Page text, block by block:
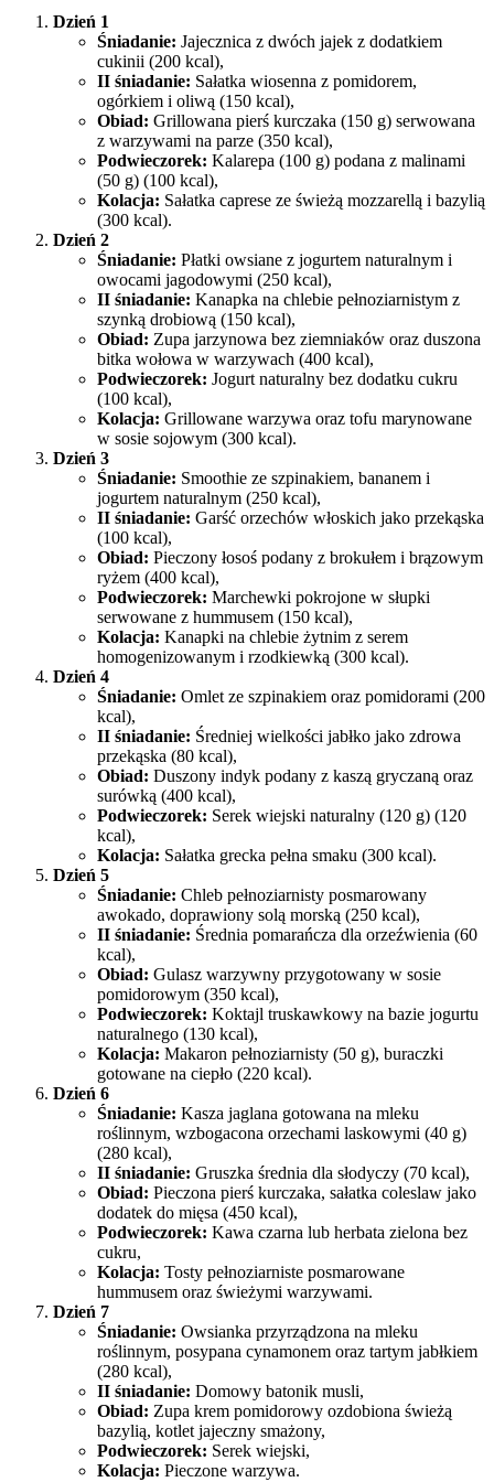
Dzień 1
Śniadanie: Jajecznica z dwóch jajek z dodatkiem
cukinii (200 kcal),
II śniadanie: Sałatka wiosenna z pomidorem,
ogórkiem i oliwą (150 kcal),
Obiad: Grillowana pierś kurczaka (150 g) serwowana
z warzywami na parze (350 kcal),
Podwieczorek: Kalarepa (100 g) podana z malinami
(50 g) (100 kcal),
Kolacja: Sałatka caprese ze świeżą mozzarellą i bazylią
(300 kcal).
Dzień 2
Śniadanie: Płatki owsiane z jogurtem naturalnym i
owocami jagodowymi (250 kcal),
II śniadanie: Kanapka na chlebie pełnoziarnistym z
szynką drobiową (150 kcal),
Obiad: Zupa jarzynowa bez ziemniaków oraz duszona
bitka wołowa w warzywach (400 kcal),
Podwieczorek: Jogurt naturalny bez dodatku cukru
(100 kcal),
Kolacja: Grillowane warzywa oraz tofu marynowane
w sosie sojowym (300 kcal).
Dzień 3
Śniadanie: Smoothie ze szpinakiem, bananem i
jogurtem naturalnym (250 kcal),
II śniadanie: Garść orzechów włoskich jako przekąska
(100 kcal),
Obiad: Pieczony łosoś podany z brokułem i brązowym
ryżem (400 kcal),
Podwieczorek: Marchewki pokrojone w słupki
serwowane z hummusem (150 kcal),
Kolacja: Kanapki na chlebie żytnim z serem
homogenizowanym i rzodkiewką (300 kcal).
Dzień 4
Śniadanie: Omlet ze szpinakiem oraz pomidorami (200
kcal),
II śniadanie: Średniej wielkości jabłko jako zdrowa
przekąska (80 kcal),
Obiad: Duszony indyk podany z kaszą gryczaną oraz
surówką (400 kcal),
Podwieczorek: Serek wiejski naturalny (120 g) (120
kcal),
Kolacja: Sałatka grecka pełna smaku (300 kcal).
Dzień 5
Śniadanie: Chleb pełnoziarnisty posmarowany
awokado, doprawiony solą morską (250 kcal),
II śniadanie: Średnia pomarańcza dla orzeźwienia (60
kcal),
Obiad: Gulasz warzywny przygotowany w sosie
pomidorowym (350 kcal),
Podwieczorek: Koktajl truskawkowy na bazie jogurtu
naturalnego (130 kcal),
Kolacja: Makaron pełnoziarnisty (50 g), buraczki
gotowane na ciepło (220 kcal).
Dzień 6
Śniadanie: Kasza jaglana gotowana na mleku
roślinnym, wzbogacona orzechami laskowymi (40 g)
(280 kcal),
II śniadanie: Gruszka średnia dla słodyczy (70 kcal),
Obiad: Pieczona pierś kurczaka, sałatka coleslaw jako
dodatek do mięsa (450 kcal),
Podwieczorek: Kawa czarna lub herbata zielona bez
cukru,
Kolacja: Tosty pełnoziarniste posmarowane
hummusem oraz świeżymi warzywami.
Dzień 7
Śniadanie: Owsianka przyrządzona na mleku
roślinnym, posypana cynamonem oraz tartym jabłkiem
(280 kcal),
II śniadanie: Domowy batonik musli,
Obiad: Zupa krem pomidorowy ozdobiona świeżą
bazylią, kotlet jajeczny smażony,
Podwieczorek: Serek wiejski,
Kolacja: Pieczone warzywa.